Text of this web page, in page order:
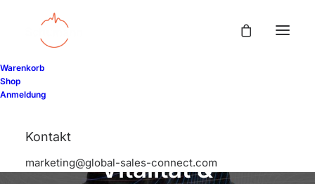
Warenkorb
Shop
Anmeldung
Kontakt
marketing@global-sales-connect.com
Vitalität &